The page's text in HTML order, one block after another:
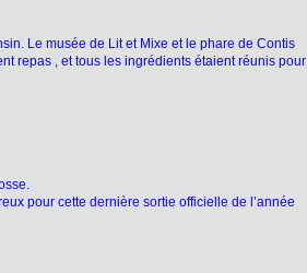
Le musée de Lit et Mixe et le phare de Contis
repas , et tous les ingrédients étaient réunis pour
pour cette dernière sortie officielle de l’année